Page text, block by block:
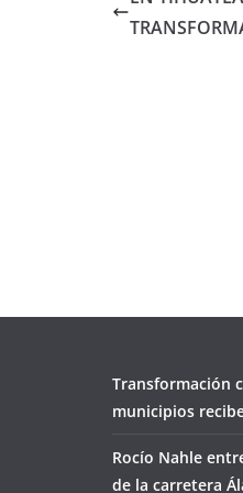
Transformación
municipios
Rocío Nahle
de la carretera